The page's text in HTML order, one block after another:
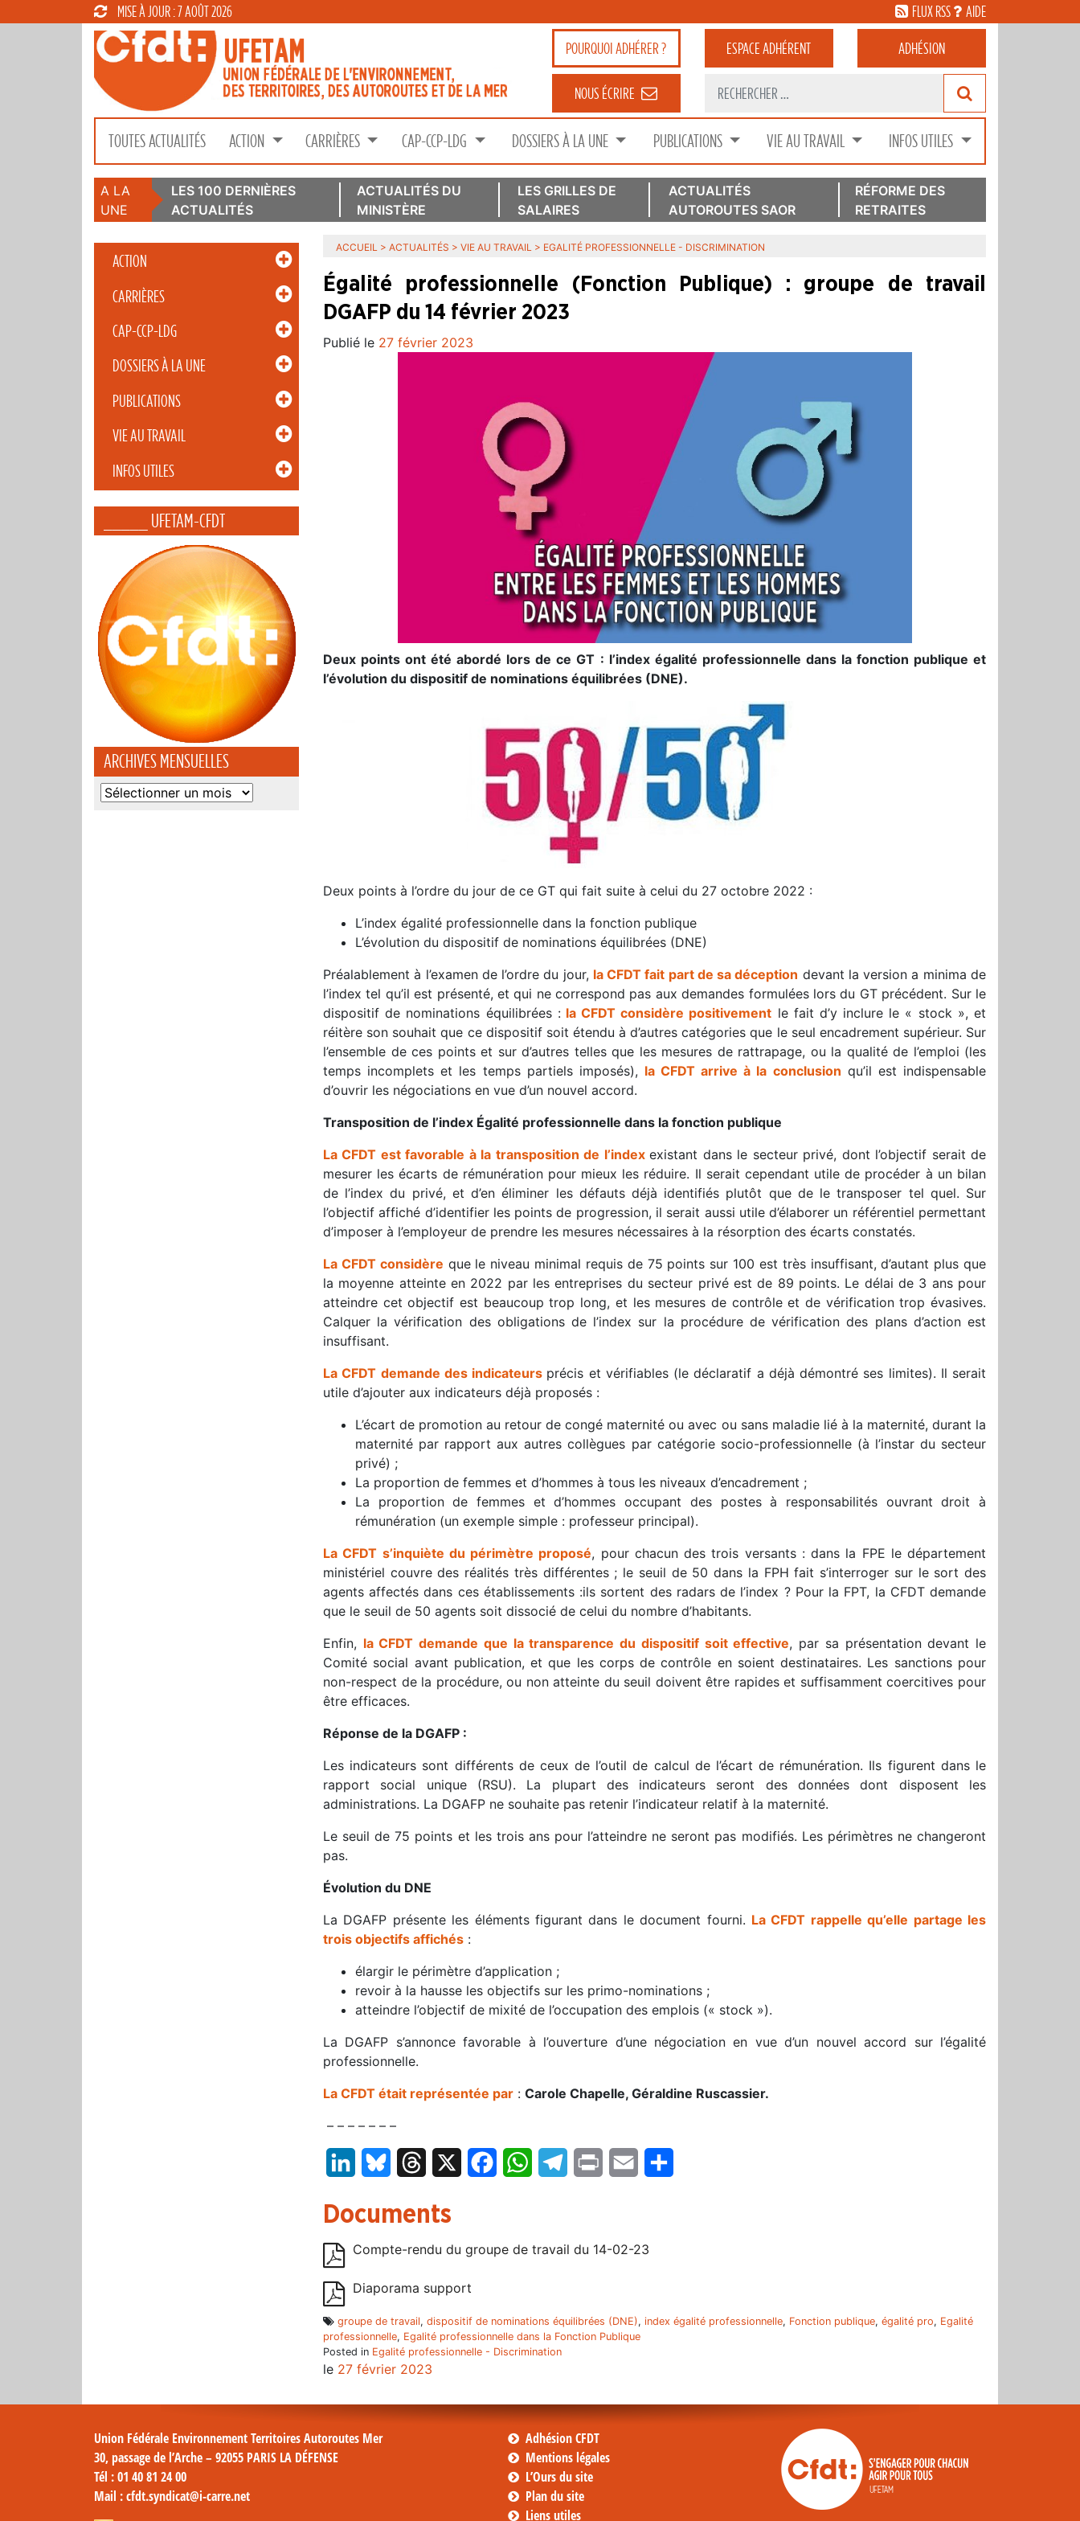
MISE À JOUR : 7 AOÛT 2026 FLUX RSS AIDE
POURQUOIADHÉRER ? ESPACEADHÉRENT ADHÉSION
NOUS ÉCRIRE
TOUTES ACTUALITÉS ACTION CARRIÈRES CAP-CCP-LDG DOSSIERS À LA UNE PUBLICATIONS VIE AU TRAVAIL INFOS UTILES
A LA
UNE
LES 100 DERNIÈRES
ACTUALITÉS
ACTUALITÉS DU
MINISTÈRE
LES GRILLES DE
SALAIRES
ACTUALITÉS
AUTOROUTES SAOR
RÉFORME DES
RETRAITES
ACTION
CARRIÈRES
CAP-CCP-LDG
DOSSIERS À LA UNE
PUBLICATIONS
VIE AU TRAVAIL
INFOS UTILES
_____ UFETAM-CFDT
ARCHIVES MENSUELLES
Archives
ACCUEIL > ACTUALITÉS > VIE AU TRAVAIL > EGALITÉ PROFESSIONNELLE - DISCRIMINATION
Égalité professionnelle (Fonction Publique) : groupe de travail
DGAFP du 14 février 2023
Publié le 27 février 2023
Deux points ont été abordé lors de ce GT : l’index égalité professionnelle dans la fonction publique et
l’évolution du dispositif de nominations équilibrées (DNE).
Deux points à l’ordre du jour de ce GT qui fait suite à celui du 27 octobre 2022 :
L’index égalité professionnelle dans la fonction publique
L’évolution du dispositif de nominations équilibrées (DNE)
Préalablement à l’examen de l’ordre du jour, la CFDT fait part de sa déception devant la version a minima de
l’index tel qu’il est présenté, et qui ne correspond pas aux demandes formulées lors du GT précédent. Sur le
dispositif de nominations équilibrées :la CFDT considère positivement le fait d’y inclure le « stock », et
réitère son souhait que ce dispositif soit étendu à d’autres catégories que le seul encadrement supérieur. Sur
l’ensemble de ces points et sur d’autres telles que les mesures de rattrapage, ou la qualité de l’emploi (les
temps incomplets et les temps partiels imposés), la CFDT arrive à la conclusion qu’il est indispensable
d’ouvrir les négociations en vue d’un nouvel accord.
Transposition de l’index Égalité professionnelle dans la fonction publique
La CFDT est favorable à la transposition de l’index existant dans le secteur privé, dont l’objectif serait de
mesurer les écarts de rémunération pour mieux les réduire. Il serait cependant utile de procéder à un bilan
de l’index du privé, et d’en éliminer les défauts déjà identifiés plutôt que de le transposer tel quel. Sur
l’objectif affiché d’identifier les points de progression, il serait aussi utile d’élaborer un référentiel permettant
d’imposer à l’employeur de prendre les mesures nécessaires à la résorption des écarts constatés.
La CFDT considère que le niveau minimal requis de 75 points sur 100 est très insuffisant, d’autant plus que
la moyenne atteinte en 2022 par les entreprises du secteur privé est de 89 points. Le délai de 3 ans pour
atteindre cet objectif est beaucoup trop long, et les mesures de contrôle et de vérification trop évasives.
Calquer la vérification des obligations de l’index sur la procédure de vérification des plans d’action est
insuffisant.
La CFDT demande des indicateurs précis et vérifiables (le déclaratif a déjà démontré ses limites). Il serait
utile d’ajouter aux indicateurs déjà proposés :
L’écart de promotion au retour de congé maternité ou avec ou sans maladie lié à la maternité, durant la
maternité par rapport aux autres collègues par catégorie socio-professionnelle (à l’instar du secteur
privé) ;
La proportion de femmes et d’hommes à tous les niveaux d’encadrement ;
La proportion de femmes et d’hommes occupant des postes à responsabilités ouvrant droit à
rémunération (un exemple simple : professeur principal).
La CFDT s’inquiète du périmètre proposé, pour chacun des trois versants : dans la FPE le département
ministériel couvre des réalités très différentes ; le seuil de 50 dans la FPH fait s’interroger sur le sort des
agents affectés dans ces établissements :ils sortent des radars de l’index ? Pour la FPT, la CFDT demande
que le seuil de 50 agents soit dissocié de celui du nombre d’habitants.
Enfin, la CFDT demande que la transparence du dispositif soit effective, par sa présentation devant le
Comité social avant publication, et que les corps de contrôle en soient destinataires. Les sanctions pour
non-respect de la procédure, ou non atteinte du seuil doivent être rapides et suffisamment coercitives pour
être efficaces.
Réponse de la DGAFP :
Les indicateurs sont différents de ceux de l’outil de calcul de l’écart de rémunération. Ils figurent dans le
rapport social unique (RSU). La plupart des indicateurs seront des données dont disposent les
administrations. La DGAFP ne souhaite pas retenir l’indicateur relatif à la maternité.
Le seuil de 75 points et les trois ans pour l’atteindre ne seront pas modifiés. Les périmètres ne changeront
pas.
Évolution du DNE
La DGAFP présente les éléments figurant dans le document fourni. La CFDT rappelle qu’elle partage les
trois objectifs affichés :
élargir le périmètre d’application ;
revoir à la hausse les objectifs sur les primo-nominations ;
atteindre l’objectif de mixité de l’occupation des emplois (« stock »).
La DGAFP s’annonce favorable à l’ouverture d’une négociation en vue d’un nouvel accord sur l’égalité
professionnelle.
La CFDT était représentée par : Carole Chapelle, Géraldine Ruscassier.
– – – – – – –
LinkedInBluesky Threads FacebookWhatsAppTelegram
Print Email
Documents
Compte-rendu du groupe de travail du 14-02-23
Diaporama support
groupe de travail, dispositif de nominations équilibrées (DNE), index égalité professionnelle, Fonction publique, égalité pro, Egalité
professionnelle, Egalité professionnelle dans la Fonction Publique
Posted in Egalité professionnelle - Discrimination
le 27 février 2023
Union Fédérale Environnement Territoires Autoroutes Mer
30, passage de l’Arche – 92055 PARIS LA DÉFENSE
Tél : 01 40 81 24 00
Mail : cfdt.syndicat@i-carre.net
Adhésion CFDT
Mentions légales
L’Ours du site
Plan du site
Liens utiles